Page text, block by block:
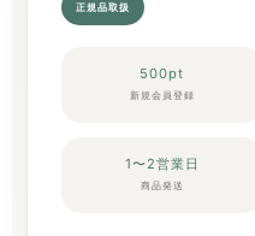
正規品取扱
500pt
新規会員登録
1〜2営業日
商品発送